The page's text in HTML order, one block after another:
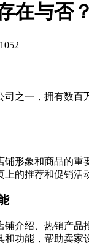
在与否？
1052
司之一，拥有数
铺形象和商品的
的推荐和促销活
介绍、热销产
功能，帮助卖家